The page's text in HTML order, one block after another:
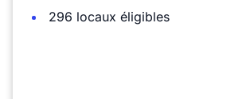
296 locaux éligibles